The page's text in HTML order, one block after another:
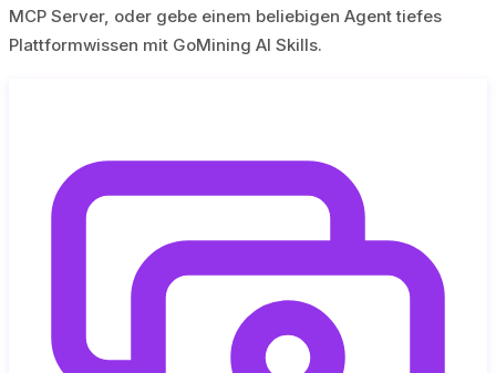
MCP Server, oder gebe einem beliebigen Agent tiefes
Plattformwissen mit GoMining AI Skills.